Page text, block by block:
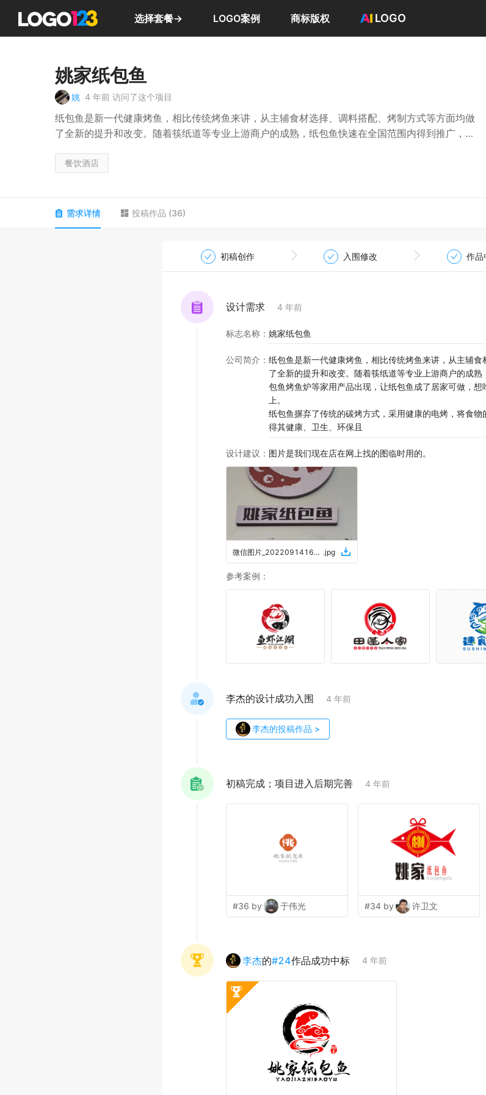
选择套餐→ LOGO案例 商标版权 LOGO
登录 / 注册
姚家纸包鱼
姚 4 年前 访问了这个项目
纸包鱼是新一代健康烤鱼，相比传统烤鱼来讲，从主辅食材选择、调料搭配、烤制方式等方面均做
了全新的提升和改变。随着筷纸道等专业上游商户的成熟，纸包鱼快速在全国范围内得到推广，纸
上。
得其健康、卫生、环保且
餐饮酒店
需求详情 投稿作品 (36)
初稿创作 入围修改 作品
设计需求 4 年前
标志名称 ： 姚家纸包鱼
公司简介 ： 纸包鱼是新一代健康烤鱼，相比传统烤鱼来讲，从主辅
了全新的提升和改变。随着筷纸道等专业上游商户的成
包鱼烤鱼炉等家用产品出现，让纸包鱼成了居家可做，
上。
纸包鱼摒弃了传统的碳烤方式，采用健康的电烤，将食
得其健康、卫生、环保且
设计建议 ： 图片是我们现在店在网上找的图临时用的。
微信图片_20220914163218 .jpg
参考案例 ：
李杰的设计成功入围 4 年前
李杰的投稿作品 >
初稿完成；项目进入后期完善 4 年前
#36 by 于伟光 #34 by 许卫文
李杰的#24作品成功中标 4 年前